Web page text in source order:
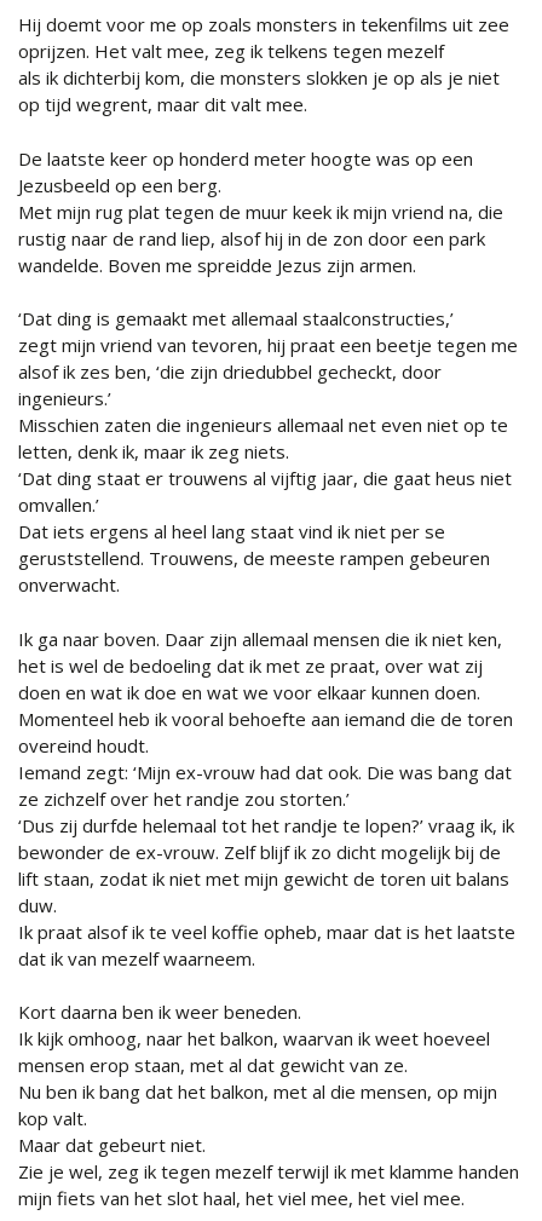
Hij doemt voor me op zoals monsters in tekenfilms uit zee
oprijzen. Het valt mee, zeg ik telkens tegen mezelf
als ik dichterbij kom, die monsters slokken je op als je niet
op tijd wegrent, maar dit valt mee.
De laatste keer op honderd meter hoogte was op een
Jezusbeeld op een berg.
Met mijn rug plat tegen de muur keek ik mijn vriend na, die
rustig naar de rand liep, alsof hij in de zon door een park
wandelde. Boven me spreidde Jezus zijn armen.
‘Dat ding is gemaakt met allemaal staalconstructies,’
zegt mijn vriend van tevoren, hij praat een beetje tegen me
alsof ik zes ben, ‘die zijn driedubbel gecheckt, door
ingenieurs.’
Misschien zaten die ingenieurs allemaal net even niet op te
letten, denk ik, maar ik zeg niets.
‘Dat ding staat er trouwens al vijftig jaar, die gaat heus niet
omvallen.’
Dat iets ergens al heel lang staat vind ik niet per se
geruststellend. Trouwens, de meeste rampen gebeuren
onverwacht.
Ik ga naar boven. Daar zijn allemaal mensen die ik niet ken,
het is wel de bedoeling dat ik met ze praat, over wat zij
doen en wat ik doe en wat we voor elkaar kunnen doen.
Momenteel heb ik vooral behoefte aan iemand die de toren
overeind houdt.
Iemand zegt: ‘Mijn ex-vrouw had dat ook. Die was bang dat
ze zichzelf over het randje zou storten.’
‘Dus zij durfde helemaal tot het randje te lopen?’ vraag ik, ik
bewonder de ex-vrouw. Zelf blijf ik zo dicht mogelijk bij de
lift staan, zodat ik niet met mijn gewicht de toren uit balans
duw.
Ik praat alsof ik te veel koffie opheb, maar dat is het laatste
dat ik van mezelf waarneem.
Kort daarna ben ik weer beneden.
Ik kijk omhoog, naar het balkon, waarvan ik weet hoeveel
mensen erop staan, met al dat gewicht van ze.
Nu ben ik bang dat het balkon, met al die mensen, op mijn
kop valt.
Maar dat gebeurt niet.
Zie je wel, zeg ik tegen mezelf terwijl ik met klamme handen
mijn fiets van het slot haal, het viel mee, het viel mee.